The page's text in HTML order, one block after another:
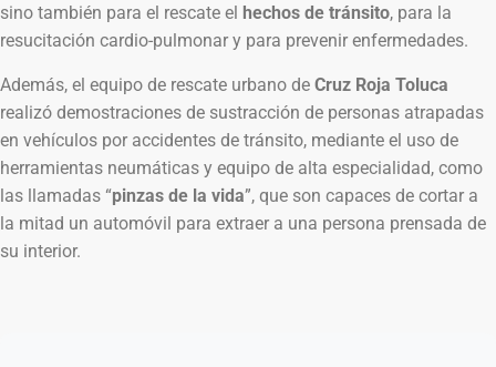
sino también para el rescate el hechos de tránsito, para la
resucitación cardio-pulmonar y para prevenir enfermedades.
Además, el equipo de rescate urbano de Cruz Roja Toluca
realizó demostraciones de sustracción de personas atrapadas
en vehículos por accidentes de tránsito, mediante el uso de
herramientas neumáticas y equipo de alta especialidad, como
las llamadas “pinzas de la vida”, que son capaces de cortar a
la mitad un automóvil para extraer a una persona prensada de
su interior.